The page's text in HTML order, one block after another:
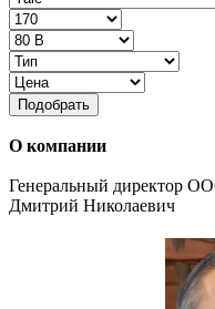
Подобрать
О компании
Генеральный директор
Дмитрий Николаевич